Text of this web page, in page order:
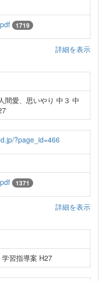
1719
詳細を表示
愛、思いやり 中３ 中
?page_id=466
1371
詳細を表示
習指導案 H27